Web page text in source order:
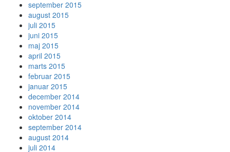
september 2015
august 2015
juli 2015
juni 2015
maj 2015
april 2015
marts 2015
februar 2015
januar 2015
december 2014
november 2014
oktober 2014
september 2014
august 2014
juli 2014